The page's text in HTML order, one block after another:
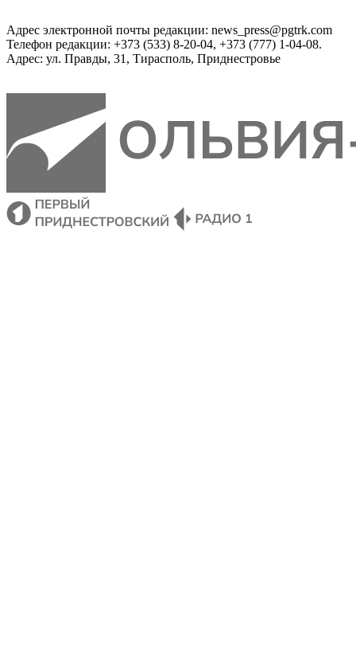
Адрес электронной почты редакции: news_press@pgtrk.com
Телефон редакции: +373 (533) 8-20-04, +373 (777) 1-04-08.
Адрес: ул. Правды, 31, Тирасполь, Приднестровье